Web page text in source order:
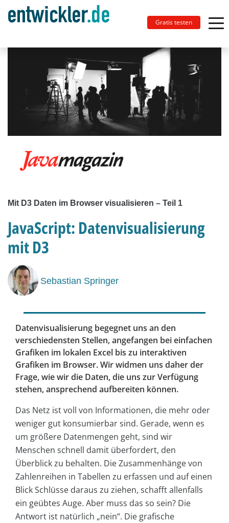
Gratis testen
Mit D3 Daten im Browser visualisieren – Teil 1
JavaScript: Datenvisualisierung
mit D3
Sebastian Springer
Datenvisualisierung begegnet uns an den
verschiedensten Stellen, angefangen bei einfachen
Grafiken im lokalen Excel bis zu interaktiven
Grafiken im Browser. Wir widmen uns daher der
Frage, wie wir die Daten, die uns zur Verfügung
stehen, ansprechend aufbereiten können.
Das Netz ist voll von Informationen, die mehr oder
weniger gut konsumierbar sind. Gerade, wenn es
um größere Datenmengen geht, sind wir
Menschen schnell damit überfordert, den
Überblick zu behalten. Die Zusammenhänge von
Zahlenreihen in Tabellen zu erfassen und auf einen
Blick Schlüsse daraus zu ziehen, schafft allenfalls
ein geübtes Auge. Aber muss das so sein? Die
Antwort ist natürlich „nein“. Die grafische